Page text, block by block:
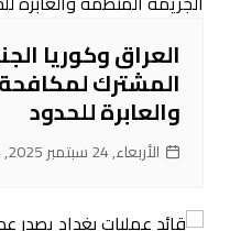
العراق وكوريا
المشترك
والعابرة للحدود
الأربعاء, 24 سبتمبر 2025, 18:54